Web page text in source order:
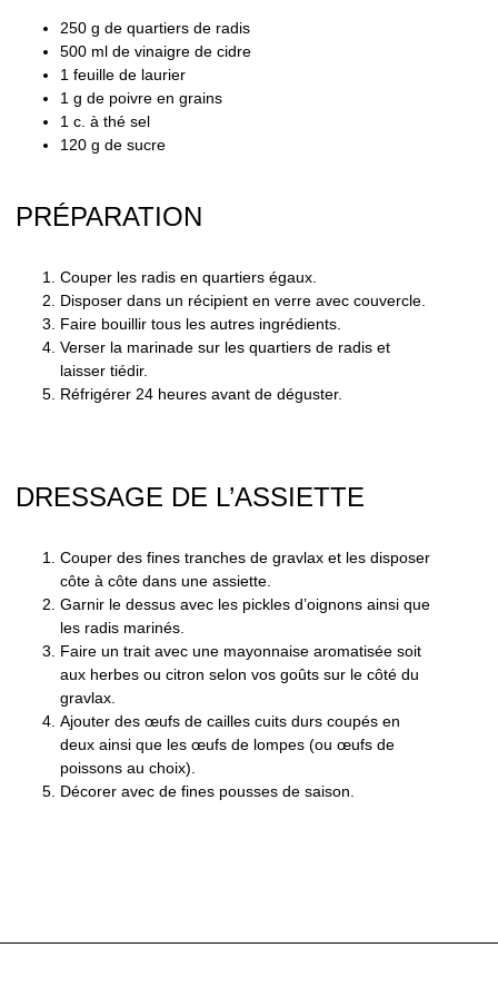
250 g de quartiers de radis
500 ml de vinaigre de cidre
1 feuille de laurier
1 g de poivre en grains
1 c. à thé sel
120 g de sucre
PRÉPARATION
Couper les radis en quartiers égaux.
Disposer dans un récipient en verre avec couvercle.
Faire bouillir tous les autres ingrédients.
Verser la marinade sur les quartiers de radis et
laisser tiédir.
Réfrigérer 24 heures avant de déguster.
DRESSAGE DE L’ASSIETTE
Couper des fines tranches de gravlax et les disposer
côte à côte dans une assiette.
Garnir le dessus avec les pickles d’oignons ainsi que
les radis marinés.
Faire un trait avec une mayonnaise aromatisée soit
aux herbes ou citron selon vos goûts sur le côté du
gravlax.
Ajouter des œufs de cailles cuits durs coupés en
deux ainsi que les œufs de lompes (ou œufs de
poissons au choix).
Décorer avec de fines pousses de saison.